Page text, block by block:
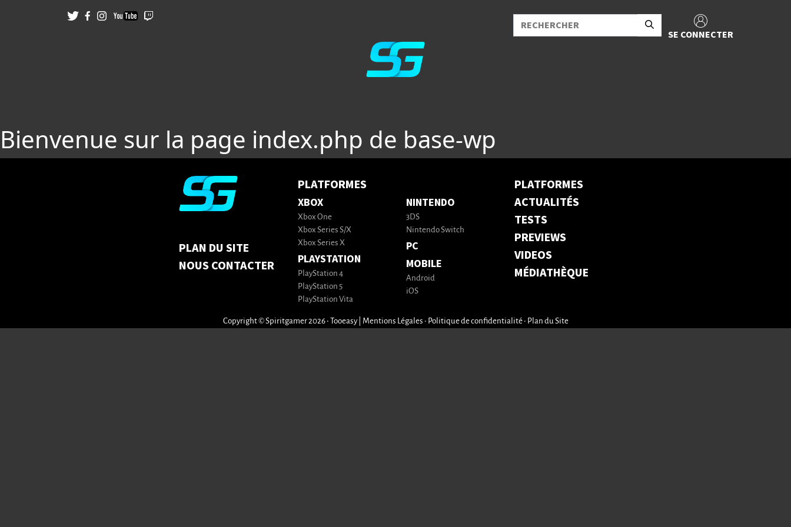
SE CONNECTER
Bienvenue sur la page index.php de base-wp
PLAN DU SITE
NOUS CONTACTER
PLATFORMES
XBOX
Xbox One
Xbox Series S/X
Xbox Series X
PLAYSTATION
PlayStation 4
PlayStation 5
PlayStation Vita
NINTENDO
3DS
Nintendo Switch
PC
MOBILE
Android
iOS
PLATFORMES
ACTUALITÉS
TESTS
PREVIEWS
VIDEOS
MÉDIATHÈQUE
Copyright © Spiritgamer 2026 • Tooeasy Mentions Légales • Politique de confidentialité• Plan du Site